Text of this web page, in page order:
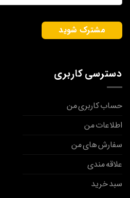
دسترسی کاربری
حساب کاربری من
اطلاعات من
سفارش های من
علاقه مندی
سبد خرید